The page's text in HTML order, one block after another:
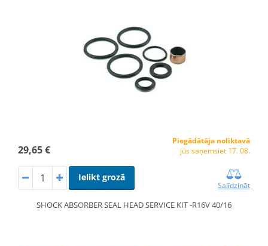
29,65 €
Piegādātāja noliktavā
jūs saņemsiet 17. 08.
Ielikt grozā
Salīdzināt
SHOCK ABSORBER SEAL HEAD SERVICE KIT -R16V 40/16